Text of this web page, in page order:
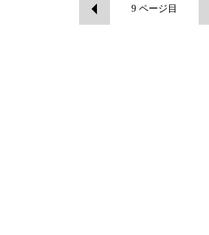
9 ページ目